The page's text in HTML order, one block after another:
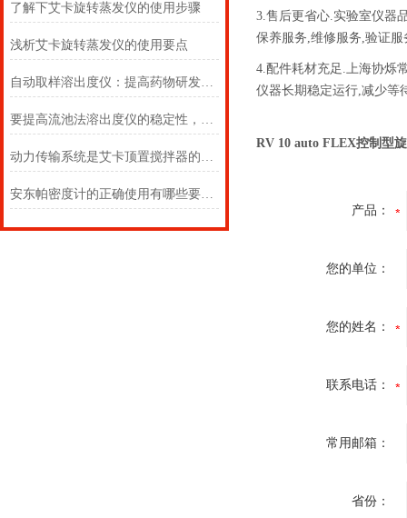
了解下艾卡旋转蒸发仪的使用步骤
浅析艾卡旋转蒸发仪的使用要点
自动取样溶出度仪：提高药物研发效率的重要工具
要提高流池法溶出度仪的稳定性，可以从以下几个方面着手
动力传输系统是艾卡顶置搅拌器的关键所在
安东帕密度计的正确使用有哪些要求?
3.售后更省心.实验室仪器
保养服务,维修服务,验证
4.配件耗材充足.上海协烁
仪器长期稳定运行,减少等
RV 10 auto FLEX控制型
产品：
您的单位：
您的姓名：
联系电话：
常用邮箱：
省份：